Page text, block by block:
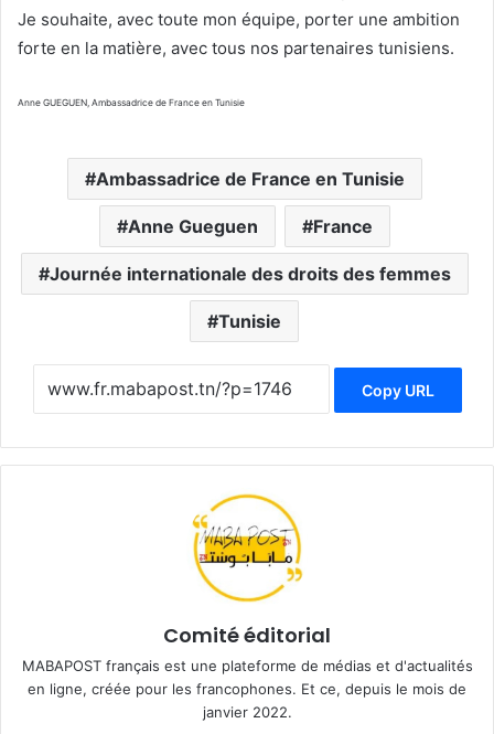
Je souhaite, avec toute mon équipe, porter une ambition
forte en la matière, avec tous nos partenaires tunisiens.
Anne GUEGUEN, Ambassadrice de France en Tunisie
Ambassadrice de France en Tunisie
Anne Gueguen France
Journée internationale des droits des femmes
Tunisie
Copy URL
Comité éditorial
MABAPOST français est une plateforme de médias et d'actualités
en ligne, créée pour les francophones. Et ce, depuis le mois de
janvier 2022.